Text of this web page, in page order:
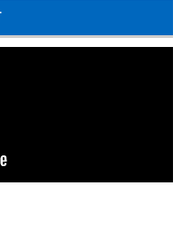
Chuyên đề về các
doanh và cá nhân kinh